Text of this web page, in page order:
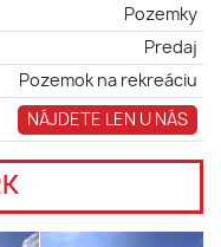
Pozemky
Predaj
Pozemok na rekreáciu
NÁJDETE LEN U NÁS